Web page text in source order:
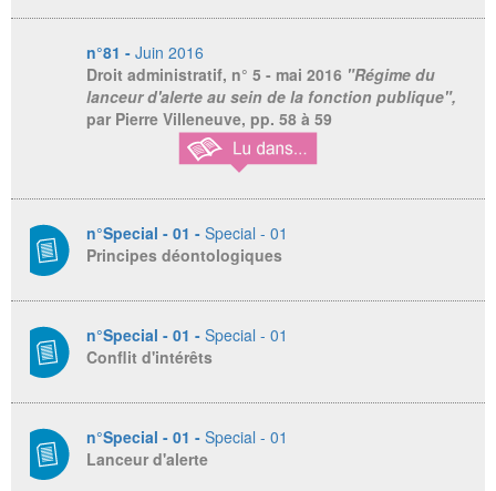
n°81 - Juin 2016
Droit administratif, n° 5 - mai 2016 "Régime du
lanceur d'alerte au sein de la fonction publique",
par Pierre Villeneuve, pp. 58 à 59
n°Special - 01 - Special - 01
Principes déontologiques
n°Special - 01 - Special - 01
Conflit d'intérêts
n°Special - 01 - Special - 01
Lanceur d'alerte